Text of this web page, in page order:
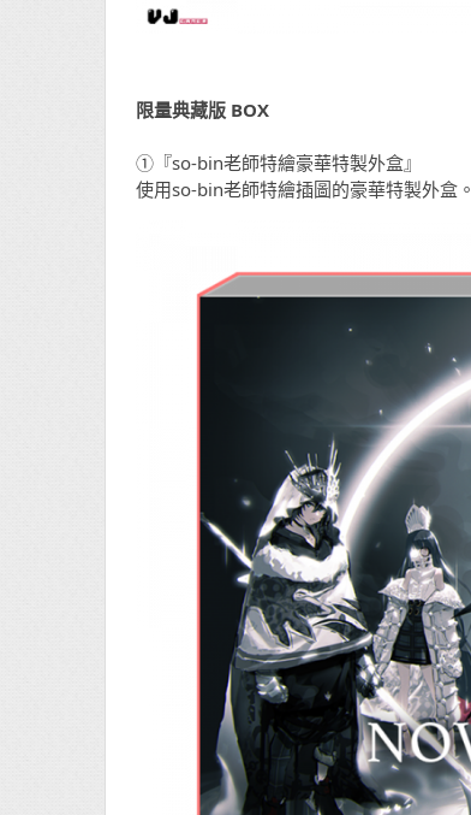
限量典藏版 BOX
①『so-bin老師特繪豪華特製外盒』
使用so-bin老師特繪插圖的豪華特製外盒。